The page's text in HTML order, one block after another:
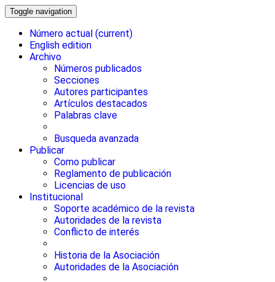
Toggle navigation
Número actual (current)
English edition
Archivo
Números publicados
Secciones
Autores participantes
Artículos destacados
Palabras clave
Busqueda avanzada
Publicar
Como publicar
Reglamento de publicación
Licencias de uso
Institucional
Soporte académico de la revista
Autoridades de la revista
Conflicto de interés
Historia de la Asociación
Autoridades de la Asociación